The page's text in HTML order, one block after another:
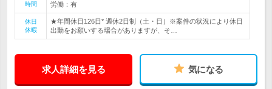
時間
労働：有
休日
休暇
★年間休日126日* 週休2日制（土・日）※案件の状況により休日
出勤をお願いする場合がありますが、そ…
求人詳細を見る 気になる